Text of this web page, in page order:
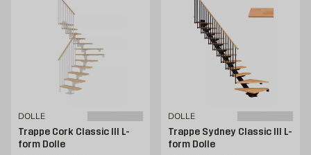
DOLLE
Trappe Cork Classic III L-
form Dolle
DOLLE
Trappe Sydney Classic III L-
form Dolle